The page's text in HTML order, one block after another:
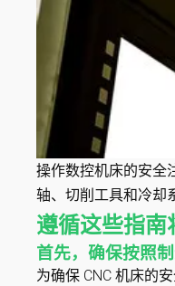
操作数控机床的安全
轴、切削工具和冷却
遵循这些指南
首先，确保按照
为确保 CNC 机床的